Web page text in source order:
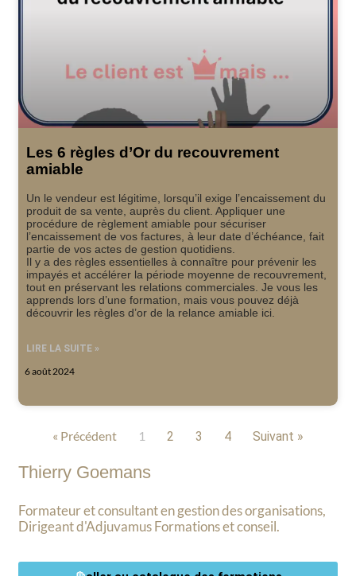
Les 6 règles d’Or du recouvrement
amiable
Un le vendeur est légitime, lorsqu’il exige l’encaissement du
produit de sa vente, auprès du client. Appliquer une
procédure de règlement amiable pour sécuriser
l’encaissement de vos factures, à leur date d’échéance, fait
partie de vos actes de gestion quotidiens.
Il y a des règles essentielles à connaître pour prévenir les
impayés et accélérer la période moyenne de recouvrement,
tout en préservant les relations commerciales. Je vous les
apprends lors d’une formation, mais vous pouvez déjà
découvrir les règles d’or de la relance amiable ici.
LIRE LA SUITE »
6 août 2024
« Précédent 1 2 3 4 Suivant »
Thierry Goemans
Formateur et consultant en gestion des organisations,
Dirigeant d'Adjuvamus Formations et conseil.